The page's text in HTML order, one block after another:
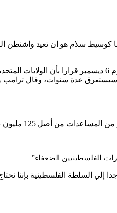
كوسيط سلام هو ان تعيد واشنطن
وأضاف أبو ردينة أن خلال الأسابيع الستة الماضية تلقي الفلسطينيين ضربة تلو الاخري من
عدة سنوات، وقال ترامب
للفلسطينيين الضعفاء”.
السلطة الفلسطينية بإننا